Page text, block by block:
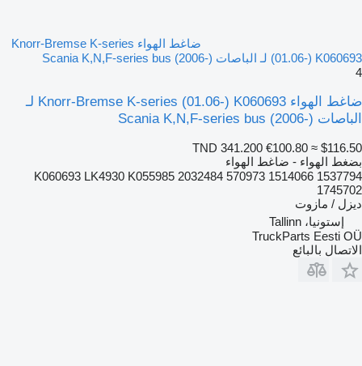
ضاغط الهواء Knorr-Bremse K-series
(01.06-) K060693 لـ الباصات Scania K,N,F-series bus (2006-)
4
ضاغط الهواء Knorr-Bremse K-series (01.06-) K060693 لـ
الباصات Scania K,N,F-series bus (2006-)
TND 341.200 €100.80 ≈ $116.50
بضغط الهواء - ضاغط الهواء
K060693 LK4930 K055985 2032484 570973 1514066 1537794
1745702
ديزل / مازوت
إستونيا، Tallinn
TruckParts Eesti OÜ
الاتصال بالبائع